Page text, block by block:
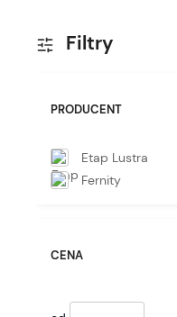
Filtry
PRODUCENT
Etap Lustra
Fernity
CENA